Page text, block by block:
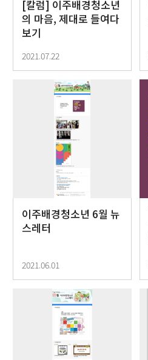
[칼럼] 이주배경청소년
의 마음, 제대로 들여다
보기
2021.07.22
이주배경청소년 6월 뉴
스레터
2021.06.01